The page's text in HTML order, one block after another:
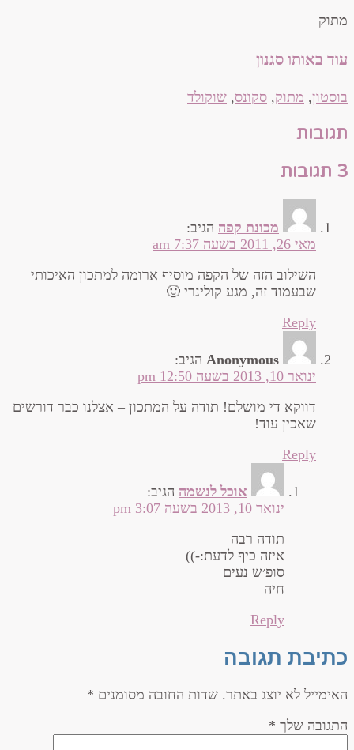
מתוק
עוד באותו סגנון
בוסטון, מתוק, סקונס, שוקולד
תגובות
3 תגובות
מכונת קפה הגיב:
מאי 26, 2011 בשעה 7:37 am
השילוב הזה של הקפה מוסיף ארומה למתכון האיכותי
שבעמוד זה, מגע קולינרי 🙂
Reply
Anonymous הגיב:
ינואר 10, 2013 בשעה 12:50 pm
דווקא די מושלם! תודה על המתכון – אצלנו כבר דורשים
שאכין עוד!
Reply
אוכל לנשמה הגיב:
ינואר 10, 2013 בשעה 3:07 pm
תודה רבה
איזה כיף לדעת:-))
סופ׳ש נעים
חיה
Reply
כתיבת תגובה
האימייל לא יוצג באתר. שדות החובה מסומנים *
התגובה שלך *